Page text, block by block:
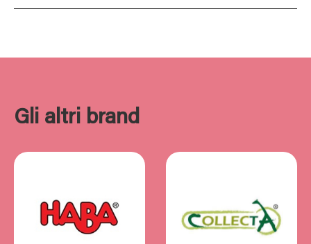
Gli altri brand